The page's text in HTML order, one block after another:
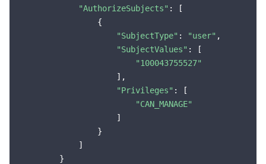
配额中心
Grafana 可视化服务
大数据处理套件 TBDS
费用中心
"AuthorizeSubjects" : [
                {
"SubjectType" : "user" ,
"SubjectValues" : [
"100043755527"
                    ],
"Privileges" : [
"CAN_MANAGE"
                    ]
                }
            ]
        }